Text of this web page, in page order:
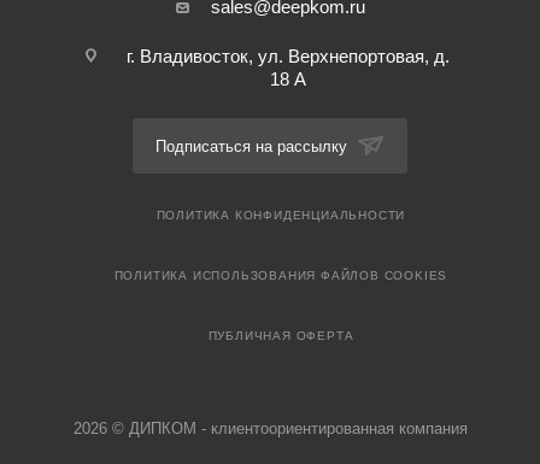
sales@deepkom.ru
г. Владивосток, ул. Верхнепортовая, д.
18 А
Подписаться на рассылку
ПОЛИТИКА КОНФИДЕНЦИАЛЬНОСТИ
ПОЛИТИКА ИСПОЛЬЗОВАНИЯ ФАЙЛОВ COOKIES
ПУБЛИЧНАЯ ОФЕРТА
2026 © ДИПКОМ - клиентоориентированная компания